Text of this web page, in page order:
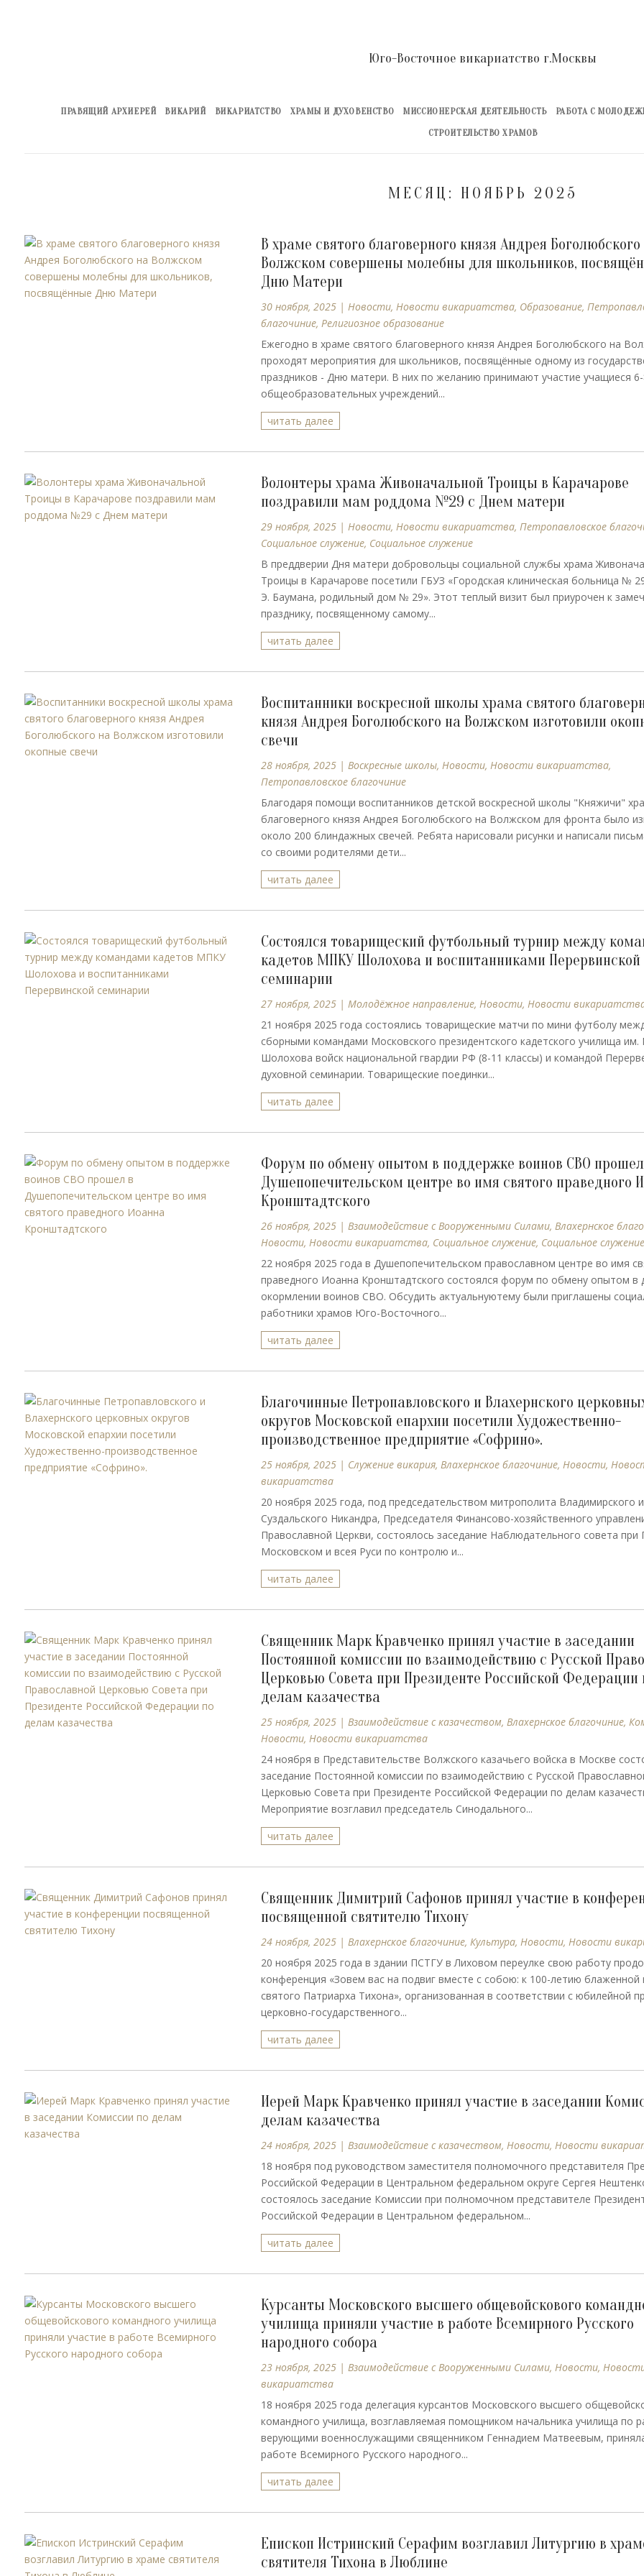
Юго-Восточное викариатство г.Москвы
ПРАВЯЩИЙ АРХИЕРЕЙ ВИКАРИЙ ВИКАРИАТСТВО ХРАМЫ И ДУХОВЕНСТВО МИССИОНЕРСКАЯ ДЕЯТЕЛЬНОСТЬ РАБОТА С
СТРОИТЕЛЬСТВО ХРАМОВ
МЕСЯЦ: НОЯБРЬ 2025
В храме святого благоверного князя Андрея
Волжском совершены молебны для школьников,
Дню Матери
30 ноября, 2025| Новости, Новости викариатства, Образование,
благочиние, Религиозное образование
Ежегодно в храме святого благоверного князя Андрея Боголюбского на
проходят мероприятия для школьников, посвящённые одному из
праздников - Дню матери. В них по желанию принимают участие учащиеся 6-
общеобразовательных учреждений...
читать далее
Волонтеры храма Живоначальной Троицы в Карачарове
поздравили мам роддома №29 с Днем матери
29 ноября, 2025| Новости, Новости викариатства, Петропавловское
Социальное служение, Социальное служение
В преддверии Дня матери добровольцы социальной службы храма
Троицы в Карачарове посетили ГБУЗ «Городская клиническая больница №
Э. Баумана, родильный дом № 29». Этот теплый визит был приурочен к
празднику, посвященному самому...
читать далее
Воспитанники воскресной школы храма святого
князя Андрея Боголюбского на Волжском изготовили
свечи
28 ноября, 2025| Воскресные школы, Новости, Новости викариатства,
Петропавловское благочиние
Благодаря помощи воспитанников детской воскресной школы "Княжичи"
благоверного князя Андрея Боголюбского на Волжском для фронта было
около 200 блиндажных свечей. Ребята нарисовали рисунки и написали
со своими родителями дети...
читать далее
Состоялся товарищеский футбольный турнир между
кадетов МПКУ Шолохова и воспитанниками Перервинской
семинарии
27 ноября, 2025| Молодёжное направление, Новости, Новости
21 ноября 2025 года состоялись товарищеские матчи по мини футболу
сборными командами Московского президентского кадетского училища им.
Шолохова войск национальной гвардии РФ (8-11 классы) и командой
духовной семинарии. Товарищеские поединки...
читать далее
Форум по обмену опытом в поддержке воинов СВО
Душепопечительском центре во имя святого праведного
Кронштадтского
26 ноября, 2025| Взаимодействие с Вооруженными Силами, Влахернское
Новости, Новости викариатства, Социальное служение, Социальное служение
22 ноября 2025 года в Душепопечительском православном центре во имя
праведного Иоанна Кронштадтского состоялся форум по обмену опытом в
окормлении воинов СВО. Обсудить актуальнуютему были приглашены
работники храмов Юго-Восточного...
читать далее
Благочинные Петропавловского и Влахернского
округов Московской епархии посетили Художественно-
производственное предприятие «Софрино».
25 ноября, 2025| Cлужение викария, Влахернское благочиние, Новости,
викариатства
20 ноября 2025 года, под председательством митрополита Владимирского и
Суздальского Никандра, Председателя Финансово-хозяйственного
Православной Церкви, состоялось заседание Наблюдательного совета при
Московском и всея Руси по контролю и...
читать далее
Священник Марк Кравченко принял участие в заседании
Постоянной комиссии по взаимодействию с Русской
Церковью Совета при Президенте Российской Федерации
делам казачества
25 ноября, 2025| Взаимодействие с казачеством, Влахернское благочиние,
Новости, Новости викариатства
24 ноября в Представительстве Волжского казачьего войска в Москве
заседание Постоянной комиссии по взаимодействию с Русской
Церковью Совета при Президенте Российской Федерации по делам
Мероприятие возглавил председатель Синодального...
читать далее
Священник Димитрий Сафонов принял участие в
посвященной святителю Тихону
24 ноября, 2025| Влахернское благочиние, Культура, Новости, Новости
20 ноября 2025 года в здании ПСТГУ в Лиховом переулке свою работу
конференция «Зовем вас на подвиг вместе с собою: к 100-летию блаженной
святого Патриарха Тихона», организованная в соответствии с юбилейной
церковно-государственного...
читать далее
Иерей Марк Кравченко принял участие в заседании
делам казачества
24 ноября, 2025| Взаимодействие с казачеством, Новости, Новости
18 ноября под руководством заместителя полномочного представителя
Российской Федерации в Центральном федеральном округе Сергея
состоялось заседание Комиссии при полномочном представителе
Российской Федерации в Центральном федеральном...
читать далее
Курсанты Московского высшего общевойскового
училища приняли участие в работе Всемирного Русского
народного собора
23 ноября, 2025| Взаимодействие с Вооруженными Силами, Новости,
викариатства
18 ноября 2025 года делегация курсантов Московского высшего
командного училища, возглавляемая помощником начальника училища по
верующими военнослужащими священником Геннадием Матвеевым,
работе Всемирного Русского народного...
читать далее
Епископ Истринский Серафим возглавил Литургию в
святителя Тихона в Люблине